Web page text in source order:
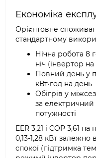
Економіка
Орієнтовне
стандартному
Нічна робота 8
ніч (інвертор
Повний день у
кВт·год на день
Обігрів у
за електричний
потужності
EER 3,21 і COP 3,61
0,13-1,28 кВт залежно
спокої (підтримка